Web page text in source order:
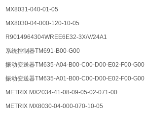
MX8031-040-01-05
MX8030-04-000-120-10-05
R9014964304WREE6E32-3X/V/24A1
系统控制器TM691-B00-G00
振动变送器TM635-A04-B00-C00-D00-E02-F00-G00
振动变送器TM635-A01-B00-C00-D00-E02-F00-G00
METRIX MX2034-41-08-09-05-02-071-00
METRIX MX8030-04-000-070-10-05